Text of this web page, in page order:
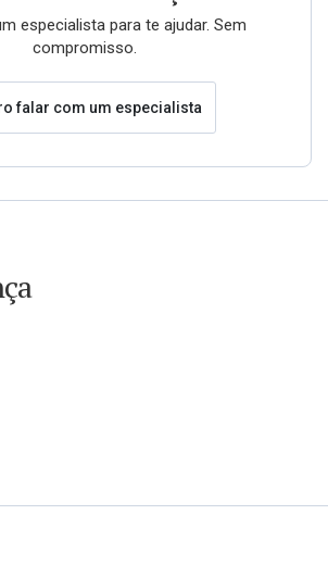
especialista para te ajudar. Sem
compromisso.
falar com um especialista